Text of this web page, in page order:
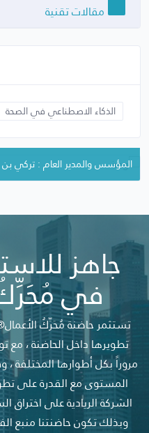
مقالات تقنية
الذكاء الاصطناعي في الصحة
المؤسس والمدير العام : تركي
المدير التنفيذي : محمد العمران
جاهز
في
تستثمر حاضنة مُحَرِّكُ
تطويرها داخل الحاضنة ، مع
مروراً بكل أطوارها المختلفة
المستوى مع القدرة على
الشركة الريادية على اختراق
وبذلك تكون حاضنتنا منبع